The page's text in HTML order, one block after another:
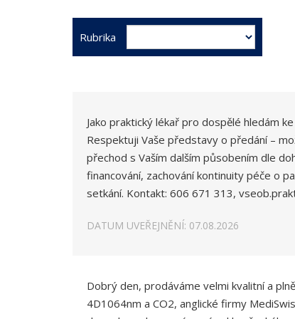
Rubrika
Jako praktický lékař pro dospělé hledám
Respektuji Vaše představy o předání –
přechod s Vaším dalším působením dle
financování, zachování kontinuity péče o
setkání. Kontakt: 606 671 313,
DATUM UVEŘEJNĚNÍ: 07.08.2026
Dobrý den, prodáváme velmi kvalitní a
4D1064nm a CO2, anglické firmy